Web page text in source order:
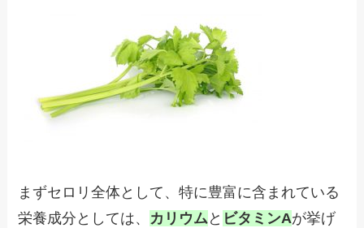
まずセロリ全体として、特に豊富に含まれている
栄養成分としては、 カリウムと ビタミンAが挙げ